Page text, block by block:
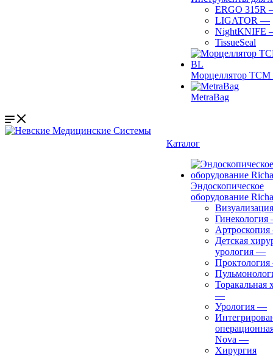
ERGO 315R
LIGATOR —
NightKNIFE
TissueSeal
Морцеллятор ТСМ
MetraBag
Каталог
Эндоскопическое
оборудование
Визуализация
Гинекология
Артроскопия
Детская
урология —
Проктология
Торакальная
—
Урология —
Nova —
Хирургия